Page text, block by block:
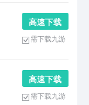
高 速 下 载
需下载九游
高 速 下 载
需下载九游